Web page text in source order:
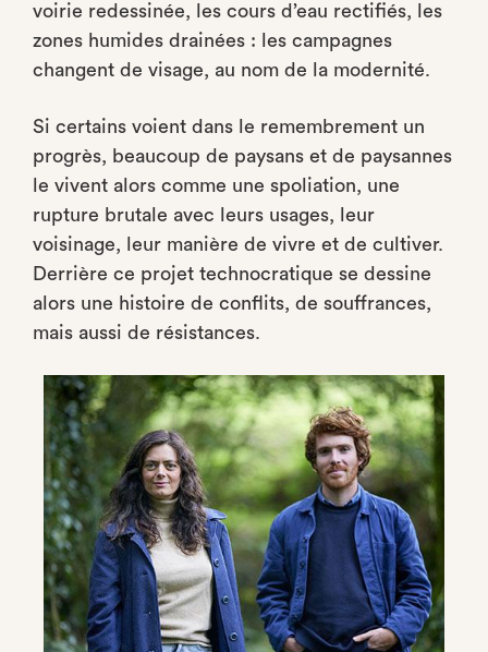
voirie redessinée, les cours d’eau rectifiés, les
zones humides drainées : les campagnes
changent de visage, au nom de la modernité.
Si certains voient dans le remembrement un
progrès, beaucoup de paysans et de paysannes
le vivent alors comme une spoliation, une
rupture brutale avec leurs usages, leur
voisinage, leur manière de vivre et de cultiver.
Derrière ce projet technocratique se dessine
alors une histoire de conflits, de souffrances,
mais aussi de résistances.